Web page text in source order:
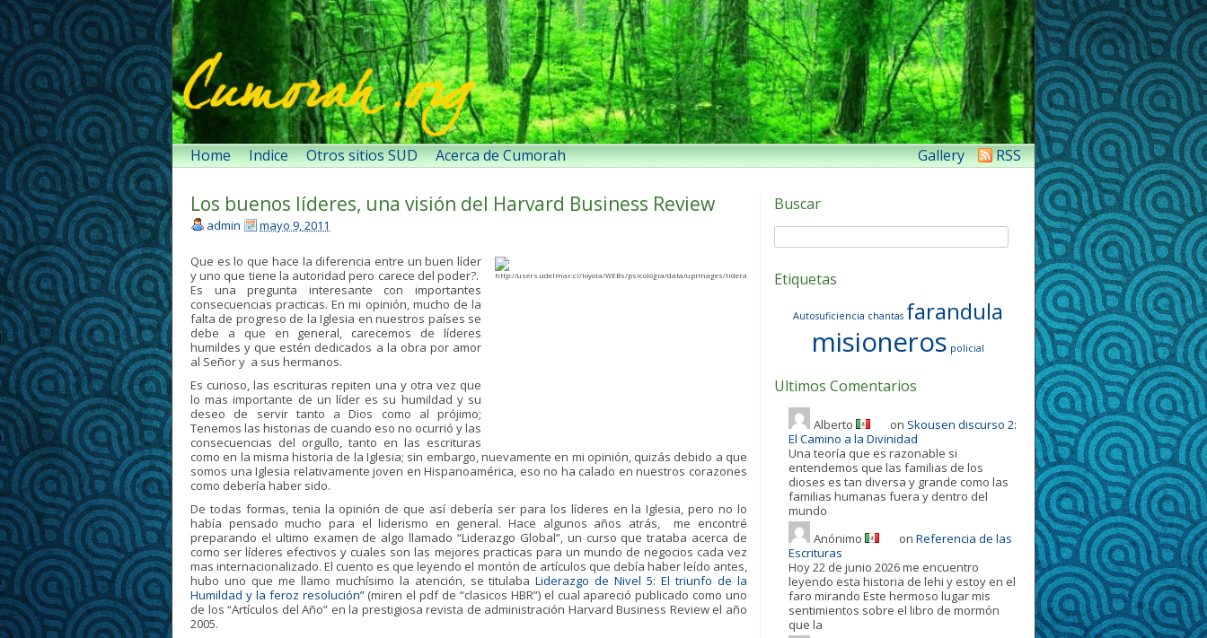
Home Indice Otros sitios SUD Acerca de Cumorah RSS
Gallery
Los buenos líderes, una visión del Harvard Business Review
admin mayo 9, 2011
Que es lo que hace la diferencia entre un buen líder
y uno que tiene la autoridad pero carece del poder?.
Es una pregunta interesante con importantes
consecuencias practicas. En mi opinión, mucho de la
falta de progreso de la Iglesia en nuestros países se
debe a que en general, carecemos de líderes
humildes y que estén dedicados a la obra por amor
al Señor y a sus hermanos.
Es curioso, las escrituras repiten una y otra vez que
lo mas importante de un líder es su humildad y su
deseo de servir tanto a Dios como al prójimo;
Tenemos las historias de cuando eso no ocurrió y las
consecuencias del orgullo, tanto en las escrituras
como en la misma historia de la Iglesia; sin embargo, nuevamente en mi opinión, quizás debido a que
somos una Iglesia relativamente joven en Hispanoamérica, eso no ha calado en nuestros corazones
como debería haber sido.
De todas formas, tenia la opinión de que así debería ser para los líderes en la Iglesia, pero no lo
había pensado mucho para el liderismo en general. Hace algunos años atrás, me encontré
preparando el ultimo examen de algo llamado “Liderazgo Global”, un curso que trataba acerca de
como ser líderes efectivos y cuales son las mejores practicas para un mundo de negocios cada vez
mas internacionalizado. El cuento es que leyendo el montón de artículos que debía haber leído antes,
hubo uno que me llamo muchísimo la atención, se titulabaLiderazgo de Nivel 5: El triunfo de la
Humildad y la feroz resolución”(miren el pdf de “clasicos HBR”) el cual apareció publicado como uno
de los “Artículos del Año” en la prestigiosa revista de administración Harvard Business Review el año
2005.
Buscar
Etiquetas
Autosuficiencia chantas farandula
misioneros policial
Ultimos Comentarios
Alberto on Skousen discurso 2:
El Camino a la Divinidad
Una teoría que es razonable si
entendemos que las familias de los
dioses es tan diversa y grande como las
familias humanas fuera y dentro del
mundo
Anónimo
on Referencia de las
Escrituras
Hoy 22 de junio 2026 me encuentro
leyendo esta historia de lehi y estoy en el
faro mirando Este hermoso lugar mis
sentimientos sobre el libro de mormón
que la